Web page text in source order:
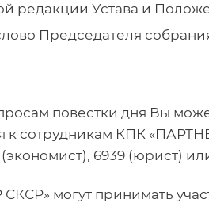
редакции Устава и
Председателя
повестки дня Вы
к сотрудникам КПК
6939 (юрист)
СКСР» могут принимать